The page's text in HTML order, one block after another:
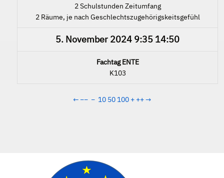
2 Schulstunden Zeitumfang
2 Räume, je nach Geschlechtszugehörigskeitsgefühl
5. November 2024 9:35 14:50
Fachtag ENTE
K103
← −− − 10 50 100 + ++→